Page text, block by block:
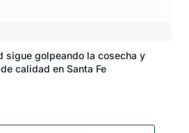
sigue golpeando la cosecha y
calidad en Santa Fe